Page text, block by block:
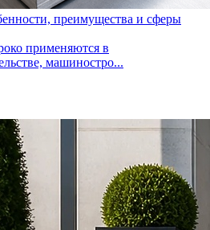
преимущества и сферы
применяются в
машиностро...